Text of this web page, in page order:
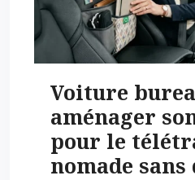
Voiture
aménager
pour le
nomade sans